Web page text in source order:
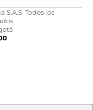
Todos los